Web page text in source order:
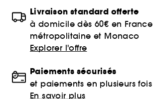
Livraison standard offerte
à domicile dès 60€ en France
métropolitaine et Monaco
Explorer l'offre
Paiements sécurisés
et paiements en plusieurs fois
En savoir plus